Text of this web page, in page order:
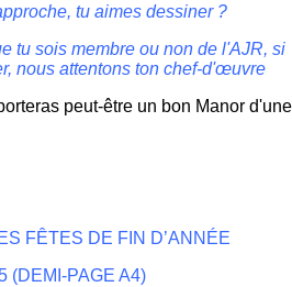
, tu aimes dessiner ?
tu sois membre ou non de l'AJR, si
nous attentons ton chef-d'œuvre
peut-être un bon Manor d'une
FÊTES DE FIN D’ANNÉE
(DEMI-PAGE A4)